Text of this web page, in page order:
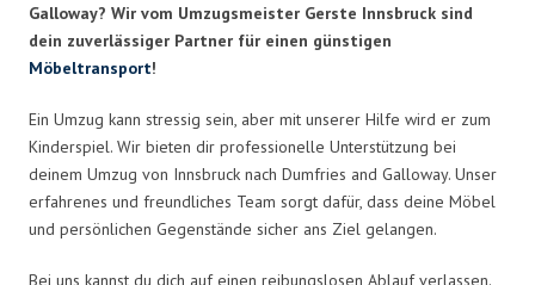
Galloway? Wir vom Umzugsmeister Gerste Innsbruck sind
dein zuverlässiger Partner für einen günstigen
Möbeltransport!
Ein Umzug kann stressig sein, aber mit unserer Hilfe wird er zum
Kinderspiel. Wir bieten dir professionelle Unterstützung bei
deinem Umzug von Innsbruck nach Dumfries and Galloway. Unser
erfahrenes und freundliches Team sorgt dafür, dass deine Möbel
und persönlichen Gegenstände sicher ans Ziel gelangen.
Bei uns kannst du dich auf einen reibungslosen Ablauf verlassen.